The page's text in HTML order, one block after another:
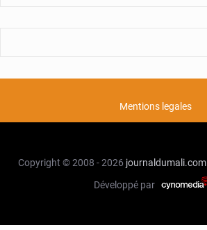
Mentions legales
Copyright © 2008 - 2026 journaldumali.com
Développé par